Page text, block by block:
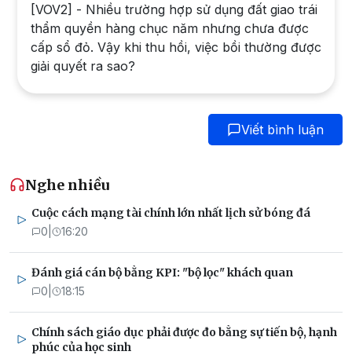
[VOV2] - Nhiều trường hợp sử dụng đất giao trái
thẩm quyền hàng chục năm nhưng chưa được
cấp sổ đỏ. Vậy khi thu hồi, việc bồi thường được
giải quyết ra sao?
Viết bình luận
Nghe nhiều
Cuộc cách mạng tài chính lớn nhất lịch sử bóng đá
0 16:20
Đánh giá cán bộ bằng KPI: "bộ lọc" khách quan
0 18:15
Chính sách giáo dục phải được đo bằng sự tiến bộ, hạnh
phúc của học sinh